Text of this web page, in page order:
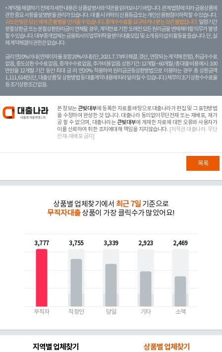
계약을 체결하기 전에 자세한 내용은 상품설명서와 약관을 읽어보시기 바랍니다. 관계 법령에 따라 금융상품에
관한 중요 사항을 설명받을 권리가 있습니다. 대 출 시 귀하의 신용등급 또는 개인신용평점이 하락할 수 있습니다.
과도한 빚은 당신 에게 큰 불행을 안겨줄 수 있습니다. 중개수수료를 요구하거나 받는 것은 불법입니다. 일정 기간
분할상환금 또는 분할상환원리금이 연체될 경우, 계약만료 기한 도래전 모든 원리금을 변제해야할 의무가 발생
할 수 있습니다. 대부중개업체는 금융회사의 업무위탁을 받아 대출모집 및 소개 등의 섭외 활동을 돕습니다. 단, 실
제 계약체결의 권한은 없습니다.
금리 연20% 이내 (연체이자율 포함 20% 이내) (단, 2021. 7. 7부터 체결, 갱신, 연장되는 계 약에 한함), 취급수수료
없음, 중도상환 수수료 없음, 중개수수료 없음, 추가비용 없음. 상환기간 : 12개월 ~ 60개월 / 총 대출 비용 예시 : 100
만원을 12개월 기간 동안 최대 금 리 연20% 적용하여 원리금균등상환방법으로 이용하는 경우 총 상환금액
1,111,614원 (단, 대출상품 및 상환방법 등 대출계약 내용에 따라 달라질 수 있습니다.) 채무의 조기 상환수수료율
등 조기상환조건 없음.
본 정보는 큰빛대부에 등록한 자료를 바탕으로 대출나라가 편집 및 그 표현방법
을 수정하여 완성한 것 입니다. 대출나라 동의없이무단전재 또는 재배포, 재가
공 할 수 없으며, 대출나라는 큰빛대부에 게재한 자료에 대한 오류와 사용자가
이를 신뢰하여 취한 조치에대해 책임을 지지않습니다. [저작권 대출나라. 무단
전재-재배포 금지]
목록
상품별 업체찾기에서 최근 7일 기준으로
무직자대출상품이 가장 클릭수가 많았어요!
3,777
무직자
3,755
직장인
3,339
당일
2,923
기타
2,469
소액
지역별 업체찾기 상품별 업체찾기